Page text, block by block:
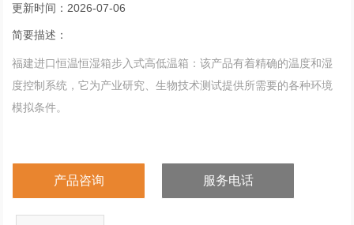
更新时间：2026-07-06
简要描述：
福建进口恒温恒湿箱步入式高低温箱：该产品有着精确的温度和湿
度控制系统，它为产业研究、生物技术测试提供所需要的各种环境
模拟条件。
产品咨询 服务电话